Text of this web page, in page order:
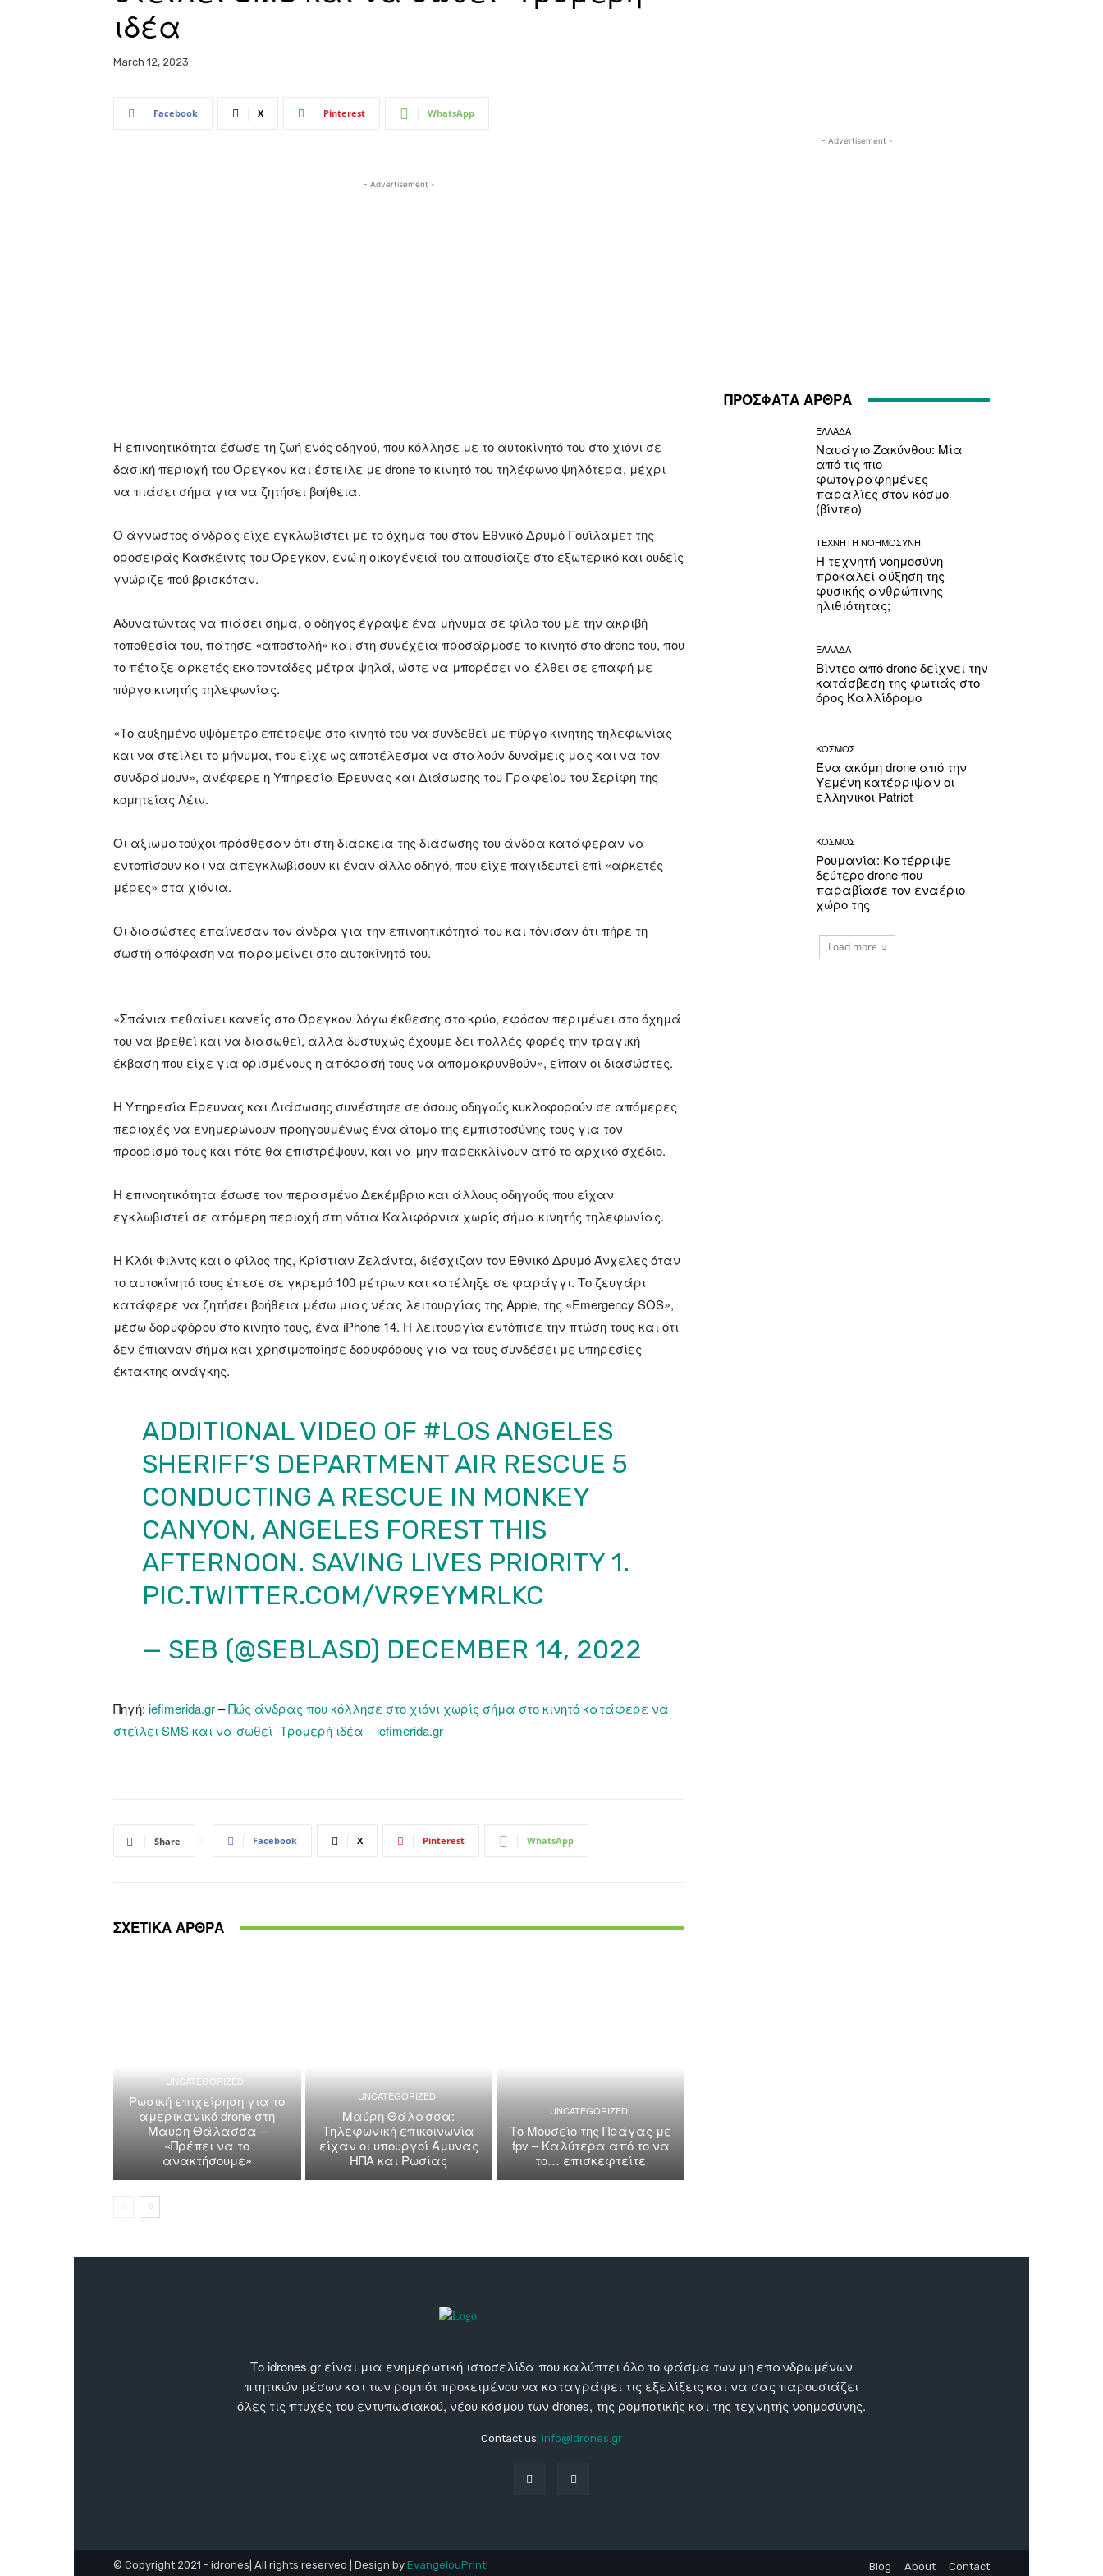
ιδέα
March 12, 2023
Facebook X Pinterest WhatsApp
- Advertisement -
Η επινοητικότητα έσωσε τη ζωή ενός οδηγού, που κόλλησε με το αυτοκίνητό του στο χιόνι σε
δασική περιοχή του Όρεγκον και έστειλε με drone το κινητό του τηλέφωνο ψηλότερα, μέχρι
να πιάσει σήμα για να ζητήσει βοήθεια.
Ο άγνωστος άνδρας είχε εγκλωβιστεί με το όχημά του στον Εθνικό Δρυμό Γουΐλαμετ της
οροσειράς Κασκέιντς του Όρεγκον, ενώ η οικογένειά του απουσίαζε στο εξωτερικό και ουδείς
γνώριζε πού βρισκόταν.
Αδυνατώντας να πιάσει σήμα, ο οδηγός έγραψε ένα μήνυμα σε φίλο του με την ακριβή
τοποθεσία του, πάτησε «αποστολή» και στη συνέχεια προσάρμοσε το κινητό στο drone του, που
το πέταξε αρκετές εκατοντάδες μέτρα ψηλά, ώστε να μπορέσει να έλθει σε επαφή με
πύργο κινητής τηλεφωνίας.
«Το αυξημένο υψόμετρο επέτρεψε στο κινητό του να συνδεθεί με πύργο κινητής τηλεφωνίας
και να στείλει το μήνυμα, που είχε ως αποτέλεσμα να σταλούν δυνάμεις μας και να τον
συνδράμουν», ανέφερε η Υπηρεσία Έρευνας και Διάσωσης του Γραφείου του Σερίφη της
κομητείας Λέιν.
Οι αξιωματούχοι πρόσθεσαν ότι στη διάρκεια της διάσωσης του άνδρα κατάφεραν να
εντοπίσουν και να απεγκλωβίσουν κι έναν άλλο οδηγό, που είχε παγιδευτεί επί «αρκετές
μέρες» στα χιόνια.
Οι διασώστες επαίνεσαν τον άνδρα για την επινοητικότητά του και τόνισαν ότι πήρε τη
σωστή απόφαση να παραμείνει στο αυτοκίνητό του.
«Σπάνια πεθαίνει κανείς στο Όρεγκον λόγω έκθεσης στο κρύο, εφόσον περιμένει στο όχημά
του να βρεθεί και να διασωθεί, αλλά δυστυχώς έχουμε δει πολλές φορές την τραγική
έκβαση που είχε για ορισμένους η απόφασή τους να απομακρυνθούν», είπαν οι διασώστες.
Η Υπηρεσία Έρευνας και Διάσωσης συνέστησε σε όσους οδηγούς κυκλοφορούν σε απόμερες
περιοχές να ενημερώνουν προηγουμένως ένα άτομο της εμπιστοσύνης τους για τον
προορισμό τους και πότε θα επιστρέψουν, και να μην παρεκκλίνουν από το αρχικό σχέδιο.
Η επινοητικότητα έσωσε τον περασμένο Δεκέμβριο και άλλους οδηγούς που είχαν
εγκλωβιστεί σε απόμερη περιοχή στη νότια Καλιφόρνια χωρίς σήμα κινητής τηλεφωνίας.
Η Κλόι Φιλντς και ο φίλος της, Κρίστιαν Ζελάντα, διέσχιζαν τον Εθνικό Δρυμό Άνχελες όταν
το αυτοκίνητό τους έπεσε σε γκρεμό 100 μέτρων και κατέληξε σε φαράγγι. Το ζευγάρι
κατάφερε να ζητήσει βοήθεια μέσω μιας νέας λειτουργίας της Apple, της «Emergency SOS»,
μέσω δορυφόρου στο κινητό τους, ένα iPhone 14. Η λειτουργία εντόπισε την πτώση τους και ότι
δεν έπιαναν σήμα και χρησιμοποίησε δορυφόρους για να τους συνδέσει με υπηρεσίες
έκτακτης ανάγκης.
ADDITIONAL VIDEO OF #LOS ANGELES
SHERIFF’S DEPARTMENT AIR RESCUE 5
CONDUCTING A RESCUE IN MONKEY
CANYON, ANGELES FOREST THIS
AFTERNOON. SAVING LIVES PRIORITY 1.
PIC.TWITTER.COM/VR9EYMRLKC
— SEB (@SEBLASD) DECEMBER 14, 2022
Πηγή: iefimerida.gr–Πώς άνδρας που κόλλησε στο χιόνι χωρίς σήμα στο κινητό κατάφερε να
στείλει SMS και να σωθεί -Τρομερή ιδέα – iefimerida.gr
Share Facebook X Pinterest WhatsApp
ΣΧΕΤΙΚΑ ΑΡΘΡΑ
UNCATEGORIZED
Ρωσική επιχείρηση για το
αμερικανικό drone στη
Μαύρη Θάλασσα –
«Πρέπει να το
ανακτήσουμε»
UNCATEGORIZED
Μαύρη Θάλασσα:
Τηλεφωνική επικοινωνία
είχαν οι υπουργοί Άμυνας
ΗΠΑ και Ρωσίας
UNCATEGORIZED
Το Μουσείο της Πράγας με
fpv – Καλύτερα από το να
το… επισκεφτείτε
- Advertisement -
ΠΡΟΣΦΑΤΑ ΑΡΘΡΑ
ΕΛΛΑΔΑ
Ναυάγιο Ζακύνθου: Μία
από τις πιο
φωτογραφημένες
παραλίες στον κόσμο
(βίντεο)
ΤΕΧΝΗΤΗ ΝΟΗΜΟΣΥΝΗ
Η τεχνητή νοημοσύνη
προκαλεί αύξηση της
φυσικής ανθρώπινης
ηλιθιότητας;
ΕΛΛΑΔΑ
Βίντεο από drone δείχνει την
κατάσβεση της φωτιάς στο
όρος Καλλίδρομο
ΚΟΣΜΟΣ
Ένα ακόμη drone από την
Υεμένη κατέρριψαν οι
ελληνικοί Patriot
ΚΟΣΜΟΣ
Ρουμανία: Κατέρριψε
δεύτερο drone που
παραβίασε τον εναέριο
χώρο της
Load more
Το idrones.gr είναι μια ενημερωτική ιστοσελίδα που καλύπτει όλο το φάσμα των μη επανδρωμένων
πτητικών μέσων και των ρομπότ προκειμένου να καταγράφει τις εξελίξεις και να σας παρουσιάζει
όλες τις πτυχές του εντυπωσιακού, νέου κόσμου των drones, της ρομποτικής και της τεχνητής νοημοσύνης.
Contact us: info@idrones.gr
© Copyright 2021 - idrones| All rights reserved | Design by EvangelouPrint! Blog About Contact